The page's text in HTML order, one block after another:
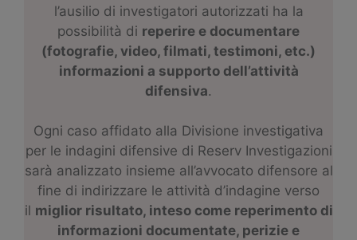
l’ausilio di investigatori autorizzati ha la
possibilità di reperire e documentare
(fotografie, video, filmati, testimoni, etc.)
informazioni a supporto dell’attività
difensiva.
Ogni caso affidato alla Divisione investigativa
per le indagini difensive di Reserv Investigazioni
sarà analizzato insieme all’avvocato difensore al
fine di indirizzare le attività d’indagine verso
il miglior risultato, inteso come reperimento di
informazioni documentate, perizie e